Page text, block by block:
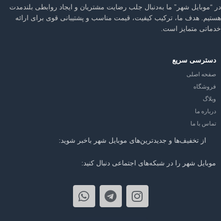
در “موبایل شهر” ما به‌دنبال جلب رضایت مشتریان و ایجاد روابطی بلندمدت
هستیم. هدف ما، ترکیب کیفیت، قیمت مناسب و پشتیبانی قوی برای ارائه
خدماتی متمایز است.
دسترسی سریع
صفحه اصلی
فروشگاه
وبلاگ
درباره ما
تماس با ما
از تخفیف‌ها و جدیدترین‌های موبایل شهر باخبر شوید:
موبایل شهر را در شبکه‌های اجتماعی دنبال کنید: